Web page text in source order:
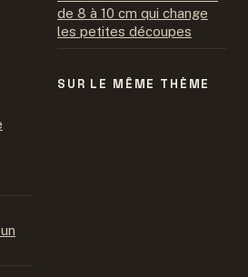
de 8 à 10 cm qui change
les petites découpes
SUR LE MÊME THÈME